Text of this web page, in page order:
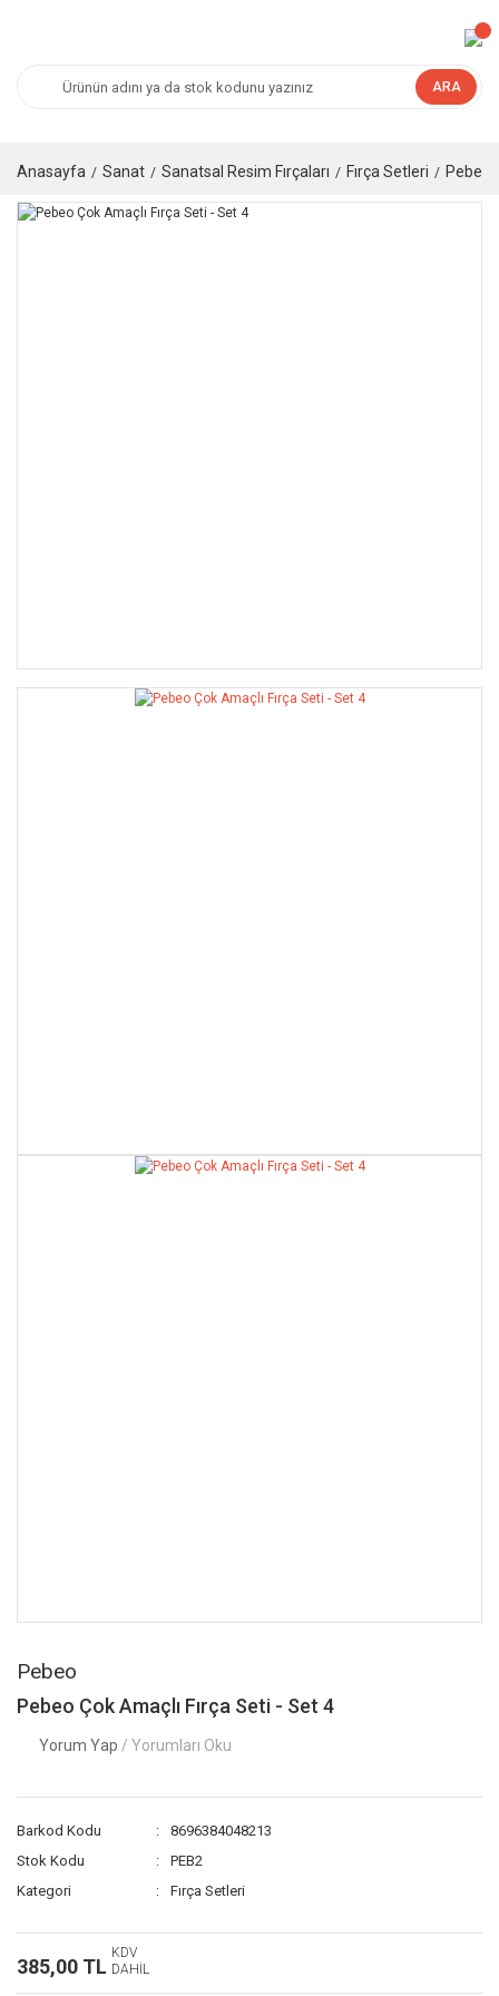
ARA
Anasayfa Sanat Sanatsal Resim Fırçaları Fırça Setleri Pebeo
Pebeo
Pebeo Çok Amaçlı Fırça Seti - Set 4
Yorum Yap / Yorumları Oku
Barkod Kodu
8696384048213
Stok Kodu
PEB2
Kategori
Fırça Setleri
385,00 TL
KDV
DAHİL